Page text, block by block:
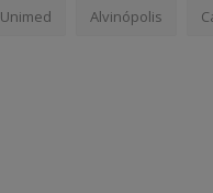
Unimed Alvinópolis